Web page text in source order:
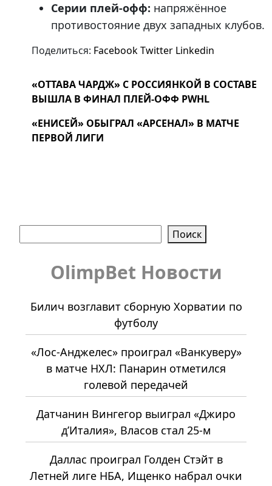
Серии плей-офф: напряжённое
противостояние двух западных клубов.
Поделиться: FacebookTwitter Linkedin
«ОТТАВА ЧАРДЖ» С РОССИЯНКОЙ В СОСТАВЕ
ВЫШЛА В ФИНАЛ ПЛЕЙ-ОФФ PWHL
«ЕНИСЕЙ» ОБЫГРАЛ «АРСЕНАЛ» В МАТЧЕ
ПЕРВОЙ ЛИГИ
Поиск
OlimpBet Новости
Билич возглавит сборную Хорватии по
футболу
«Лос-Анджелес» проиграл «Ванкуверу»
в матче НХЛ: Панарин отметился
голевой передачей
Датчанин Вингегор выиграл «Джиро
д’Италия», Власов стал 25-м
Даллас проиграл Голден Стэйт в
Летней лиге НБА, Ищенко набрал очки